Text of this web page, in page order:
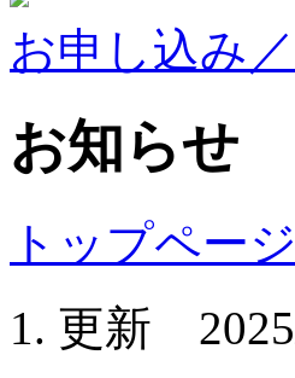
お申し込み
お知らせ
トップページ
更新